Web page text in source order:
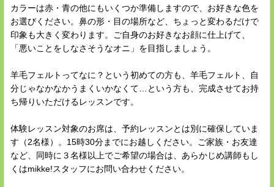
カラーは赤・青の他にもいくつか準備しますので、お好きな色を
お選びください。鼻の形・目の場所など、ちょっと変わるだけで
印象も大きく変わります。ご自身のお好きなお顔に仕上げて、
「悪いことをしなさそうなオニ」を目指しましょう。
羊毛フェルトってなに？という初めての方も、羊毛フェルト、自
分じゃなかなかうまくいかなくて…という方も、完成させてお持
ち帰りいただけるレッスンです。
体験レッスン対象のお席は、予約レッスンとは別に確保していま
す（2名様）。15時30分までにお越しください。ご家族・お友達
など、同時に３名様以上でご希望の場合は、あらかじめ講師もし
くはmikke!スタッフにお問い合わせください。